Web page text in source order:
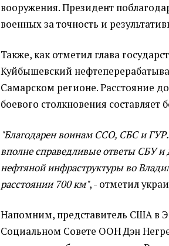
вооружения. Президент
военных за точность и
Также, как отметил глава
Куйбышевский
Самарском регионе. Расстояние
боевого столкновения составляет
"Благодарен воинам ССО, СБС и
вполне справедливые ответы СБУ и
нефтяной инфраструктуры во
расстоянии 700 км", - отметил
Напомним, представитель США в
Социальном Совете ООН Дэн